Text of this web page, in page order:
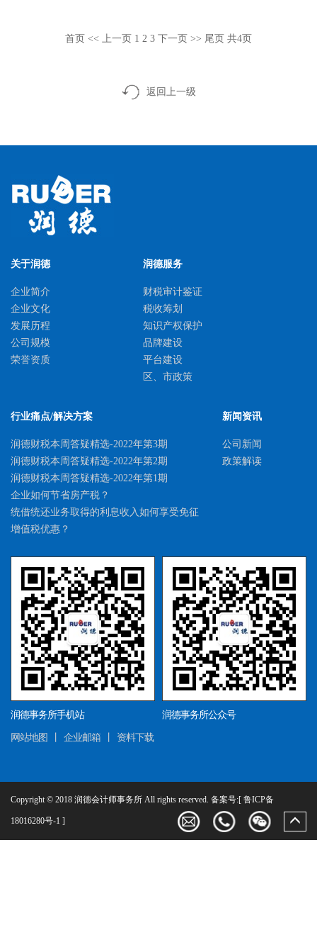
首页 << 上一页 1 2 3 下一页 >> 尾页 共4页
返回上一级
关于润德
企业简介
企业文化
发展历程
公司规模
荣誉资质
润德服务
财税审计鉴证
税收筹划
知识产权保护
品牌建设
平台建设
区、市政策
体系认证
行业痛点/解决方案
润德财税本周答疑精选-2022年第3期
润德财税本周答疑精选-2022年第2期
润德财税本周答疑精选-2022年第1期
企业如何节省房产税？
统借统还业务取得的利息收入如何享受免征
增值税优惠？
转让股权如何节省个人所得税？
企业股东级个人股东分红如何节省所得税?
新闻资讯
公司新闻
政策解读
润德事务所手机站 润德事务所公众号
网站地图 企业邮箱 资料下载
Copyright © 2018 润德会计师事务所 All rights reserved. 备案号:[ 鲁ICP备
18016280号-1 ]